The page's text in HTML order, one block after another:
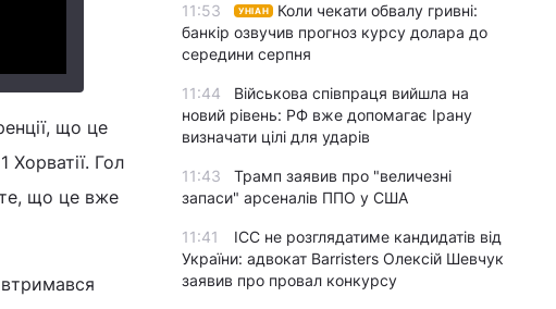
що це
Хорватії. Гол
те, що це вже
11:53 УНІАН
Коли чекати обвалу гривні:
банкір озвучив прогноз курсу долара до
середини серпня
11:44
Військова співпраця вийшла на
новий рівень: РФ вже допомагає Ірану
визначати цілі для ударів
11:43
Трамп заявив про "величезні
запаси" арсеналів ППО у США
11:41
ICC не розглядатиме кандидатів від
України: адвокат Barristers Олексій Шевчук
заявив про провал конкурсу